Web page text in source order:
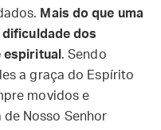
Mais do que uma
dificuldade dos
. Sendo
a graça do Espírito
movidos e
Nosso Senhor